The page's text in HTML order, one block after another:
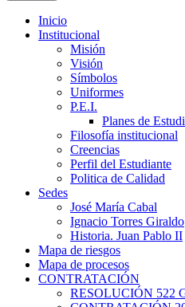
Inicio
Institucional
Misión
Visión
Símbolos
Uniformes
P.E.I.
Planes de
Filosofía institucional
Creencias
Perfil del Estudiante
Politica de Calidad
Sedes
José María Cabal
Ignacio Torres Giraldo
Historia. Juan Pablo II
Mapa de riesgos
Mapa de procesos
CONTRATACIÓN
RESOLUCIÓN 522